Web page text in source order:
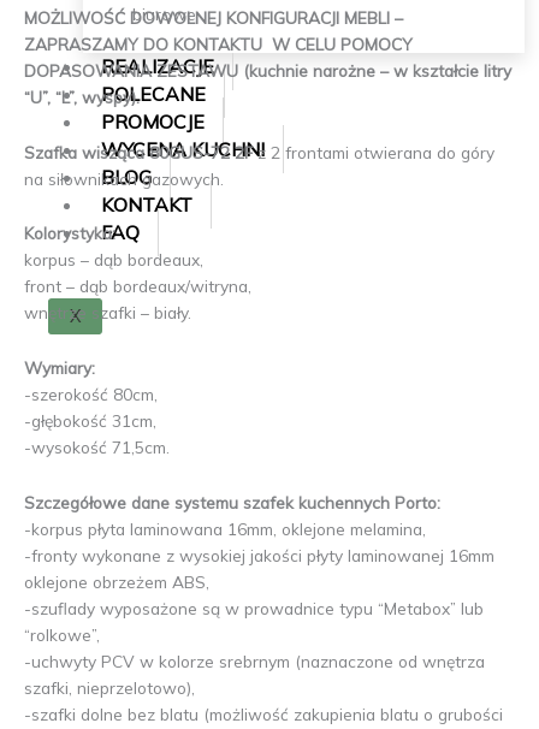
biurowe
REALIZACJE
POLECANE
PROMOCJE
WYCENA KUCHNI
BLOG
KONTAKT
FAQ
X
MOŻLIWOŚĆ DOWOLNEJ KONFIGURACJI MEBLI –
ZAPRASZAMY DO KONTAKTU W CELU POMOCY
DOPASOWANIA ZESTAWU (kuchnie narożne – w kształcie litry
“U”, “L”, wyspy).
Szafka wisząca 80GUS-72 2Fz 2 frontami otwierana do góry
na siłownikach gazowych.
Kolorystyka:
korpus – dąb bordeaux,
front – dąb bordeaux/witryna,
wnętrze szafki – biały.
Wymiary:
-szerokość 80cm,
-głębokość 31cm,
-wysokość 71,5cm.
Szczegółowe dane systemu szafek kuchennych Porto:
-korpus płyta laminowana 16mm, oklejone melamina,
-fronty wykonane z wysokiej jakości płyty laminowanej 16mm
oklejone obrzeżem ABS,
-szuflady wyposażone są w prowadnice typu “Metabox” lub
“rolkowe”,
-uchwyty PCV w kolorze srebrnym (naznaczone od wnętrza
szafki, nieprzelotowo),
-szafki dolne bez blatu (możliwość zakupienia blatu o grubości